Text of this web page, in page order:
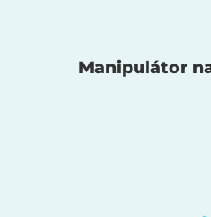
Manipulátor